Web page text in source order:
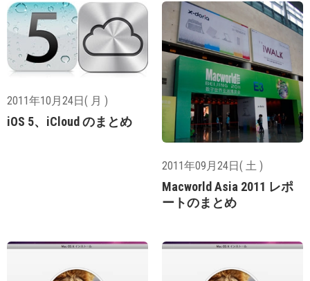
2011年10月24日( 月 )
iOS 5、iCloud のまとめ
2011年09月24日( 土 )
Macworld Asia 2011 レポ
ートのまとめ